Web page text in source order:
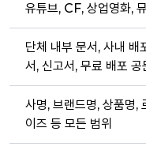
유튜브, CF, 상업영화,
단체 내부 문서, 사내 배
서, 신고서, 무료 배포
사명, 브랜드명, 상품명,
이즈 등 모든 범위